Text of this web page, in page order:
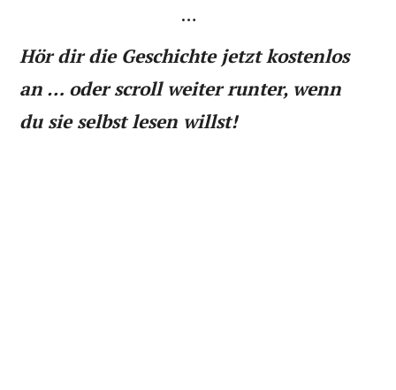
…
Hör dir die Geschichte jetzt kostenlos
an … oder scroll weiter runter, wenn
du sie selbst lesen willst!